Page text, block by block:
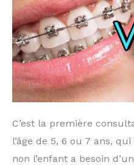
C’est la première
l’âge de 5, 6 ou 7 ans,
non l’enfant a besoin